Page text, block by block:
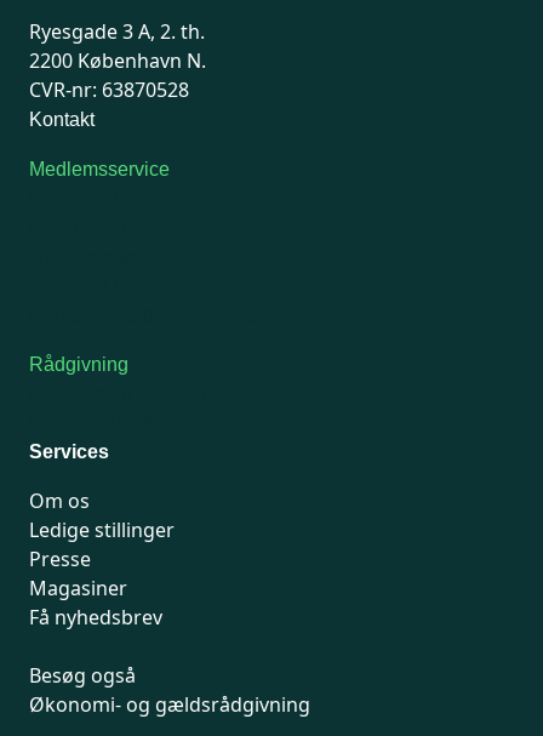
Ryesgade 3 A, 2. th.
2200 København N.
CVR-nr: 63870528
Kontakt
Medlemsservice
Rådgivning
Services
Om os
Ledige stillinger
Presse
Magasiner
Få nyhedsbrev
Besøg også
Økonomi- og gældsrådgivning